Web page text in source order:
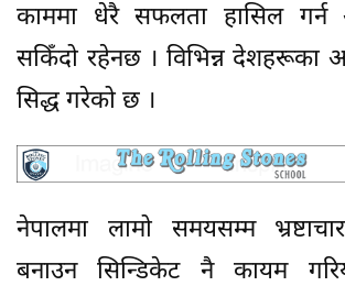
काममा धेरै सफलता हासिल गर्न
सकिँदो रहेनछ । विभिन्न देशहरूका
सिद्ध गरेको छ ।
नेपालमा लामो समयसम्म
बनाउन सिन्डिकेट नै कायम